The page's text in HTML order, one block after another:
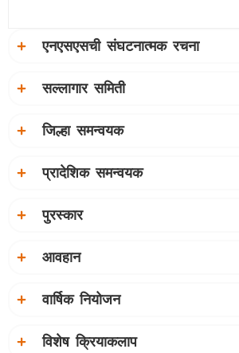
एनएसएसची संघटनात्मक रचना
सल्लागार समिती
जिल्हा समन्वयक
प्रादेशिक समन्वयक
पुरस्कार
आवहान
वार्षिक नियोजन
विशेष क्रियाकलाप